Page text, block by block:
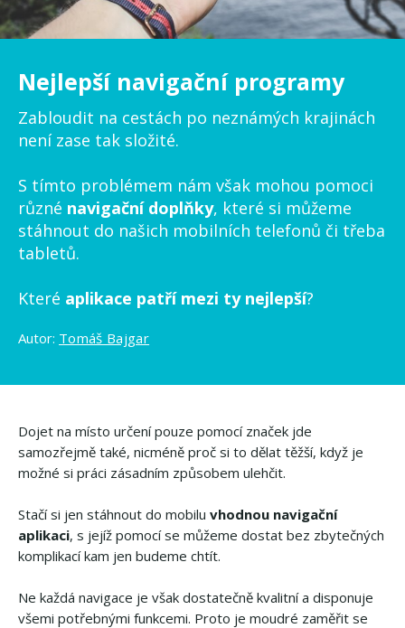
Nejlepší navigační programy
Zabloudit na cestách po neznámých krajinách
není zase tak složité.
S tímto problémem nám však mohou pomoci
různé navigační doplňky, které si můžeme
stáhnout do našich mobilních telefonů či třeba
tabletů.
Které aplikace patří mezi ty nejlepší?
Autor: Tomáš Bajgar
Dojet na místo určení pouze pomocí značek jde
samozřejmě také, nicméně proč si to dělat těžší, když je
možné si práci zásadním způsobem ulehčit.
Stačí si jen stáhnout do mobilu vhodnou navigační
aplikaci, s jejíž pomocí se můžeme dostat bez zbytečných
komplikací kam jen budeme chtít.
Ne každá navigace je však dostatečně kvalitní a disponuje
všemi potřebnými funkcemi. Proto je moudré zaměřit se